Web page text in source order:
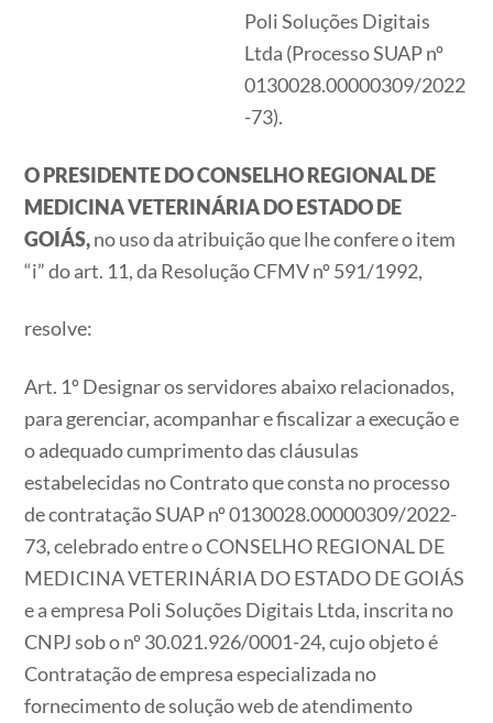
Poli Soluções Digitais
Ltda (Processo SUAP nº
0130028.00000309/2022
-73).
O PRESIDENTE DO CONSELHO REGIONAL DE
MEDICINA VETERINÁRIA DO ESTADO DE
GOIÁS,no uso da atribuição que lhe confere o item
“i” do art. 11, da Resolução CFMV nº 591/1992,
resolve:
Art. 1º Designar os servidores abaixo relacionados,
para gerenciar, acompanhar e fiscalizar a execução e
o adequado cumprimento das cláusulas
estabelecidas no Contrato que consta no processo
de contratação SUAP nº 0130028.00000309/2022-
73, celebrado entre o CONSELHO REGIONAL DE
MEDICINA VETERINÁRIA DO ESTADO DE GOIÁS
e a empresa Poli Soluções Digitais Ltda, inscrita no
CNPJ sob o nº 30.021.926/0001-24, cujo objeto é
Contratação de empresa especializada no
fornecimento de solução web de atendimento